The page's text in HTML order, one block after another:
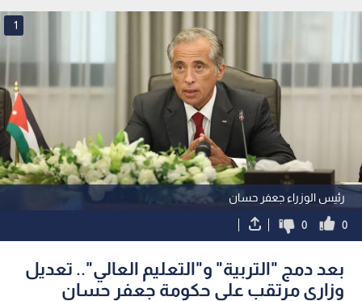
رئيس الوزراء جعفر حسان
1
0
0
بعد دمج "التربية" و"التعليم العالي".. تعديل
وزاري مرتقب على حكومة جعفر حسان